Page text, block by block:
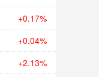
+0.17%
+0.04%
+2.13%